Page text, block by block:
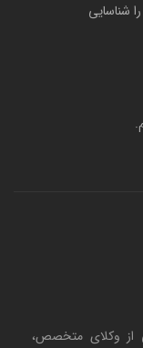
شناسایی
با تیمی از وکلای متخصص،